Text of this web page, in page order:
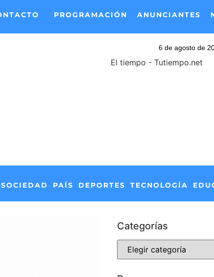
PROGRAMACIÓN ANUNCIANTES
El tiempo - Tutiempo.net
SOCIEDAD PAÍS DEPORTES TECNOLOGÍA
Categorías